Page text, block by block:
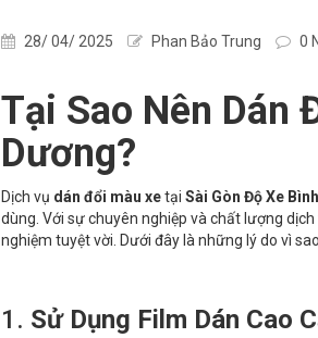
28/ 04/ 2025 Phan Bảo Trung 0
Tại Sao Nên Dán
Dương?
Dịch vụ dán đổi màu xetại Sài Gòn Độ Xe
dùng. Với sự chuyên nghiệp và chất lượng
nghiệm tuyệt vời. Dưới đây là những lý do vì
1. Sử Dụng Film Dán Cao